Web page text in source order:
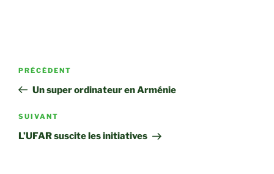
Navigation
l’article
Article
précédent
PRÉCÉDENT
Un super ordinateur en Arménie
Article
suivant
SUIVANT
L’UFAR suscite les initiatives